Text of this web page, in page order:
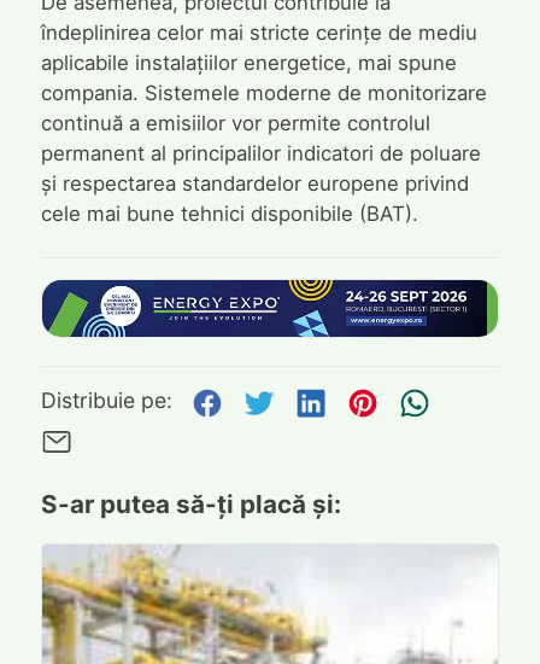
îndeplinirea celor mai stricte cerințe de mediu
aplicabile instalațiilor energetice, mai spune
compania. Sistemele moderne de monitorizare
continuă a emisiilor vor permite controlul
permanent al principalilor indicatori de poluare
și respectarea standardelor europene privind
cele mai bune tehnici disponibile (BAT).
Distribuie pe: Distribuie pe Facebook
Distribuie pe
Distribuie pe
Distribuie
S-ar putea să-ți placă și: